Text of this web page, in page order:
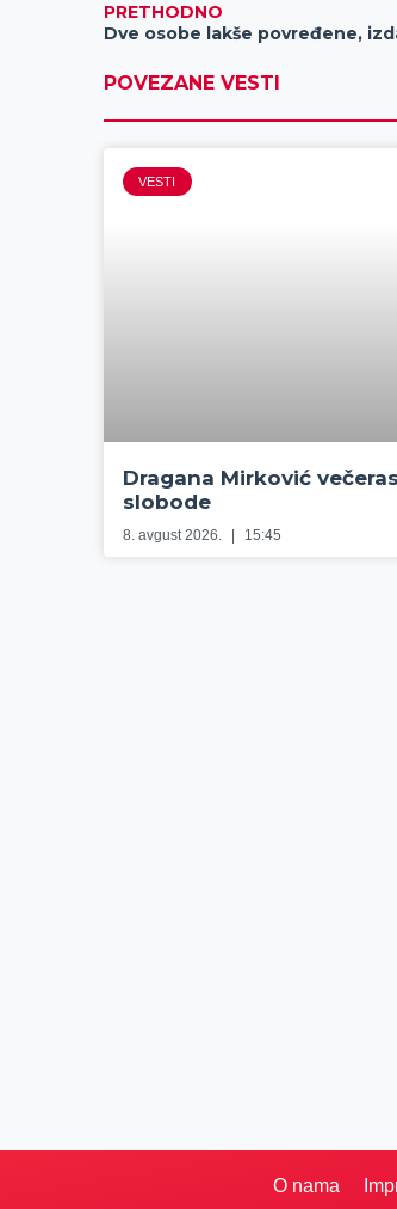
PRETHODNO
POVEZANE VESTI
VESTI
Dragana Mirković
slobode
8. avgust 2026. 15:45
O nama